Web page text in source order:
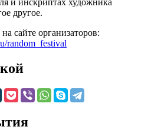
другое.
сайте организаторов:
random_festival